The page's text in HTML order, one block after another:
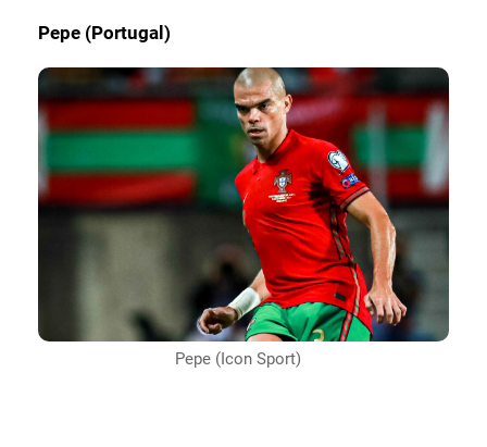
Pepe (Portugal)
Pepe (Icon Sport)